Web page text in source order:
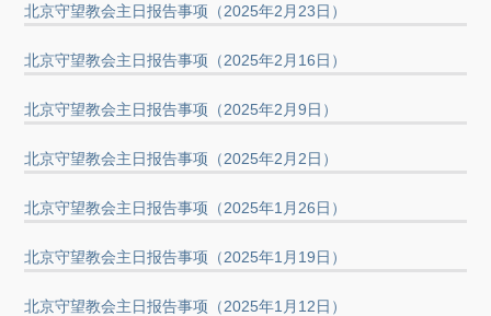
北京守望教会主日报告事项（2025年2月23日）
北京守望教会主日报告事项（2025年2月16日）
北京守望教会主日报告事项（2025年2月9日）
北京守望教会主日报告事项（2025年2月2日）
北京守望教会主日报告事项（2025年1月26日）
北京守望教会主日报告事项（2025年1月19日）
北京守望教会主日报告事项（2025年1月12日）